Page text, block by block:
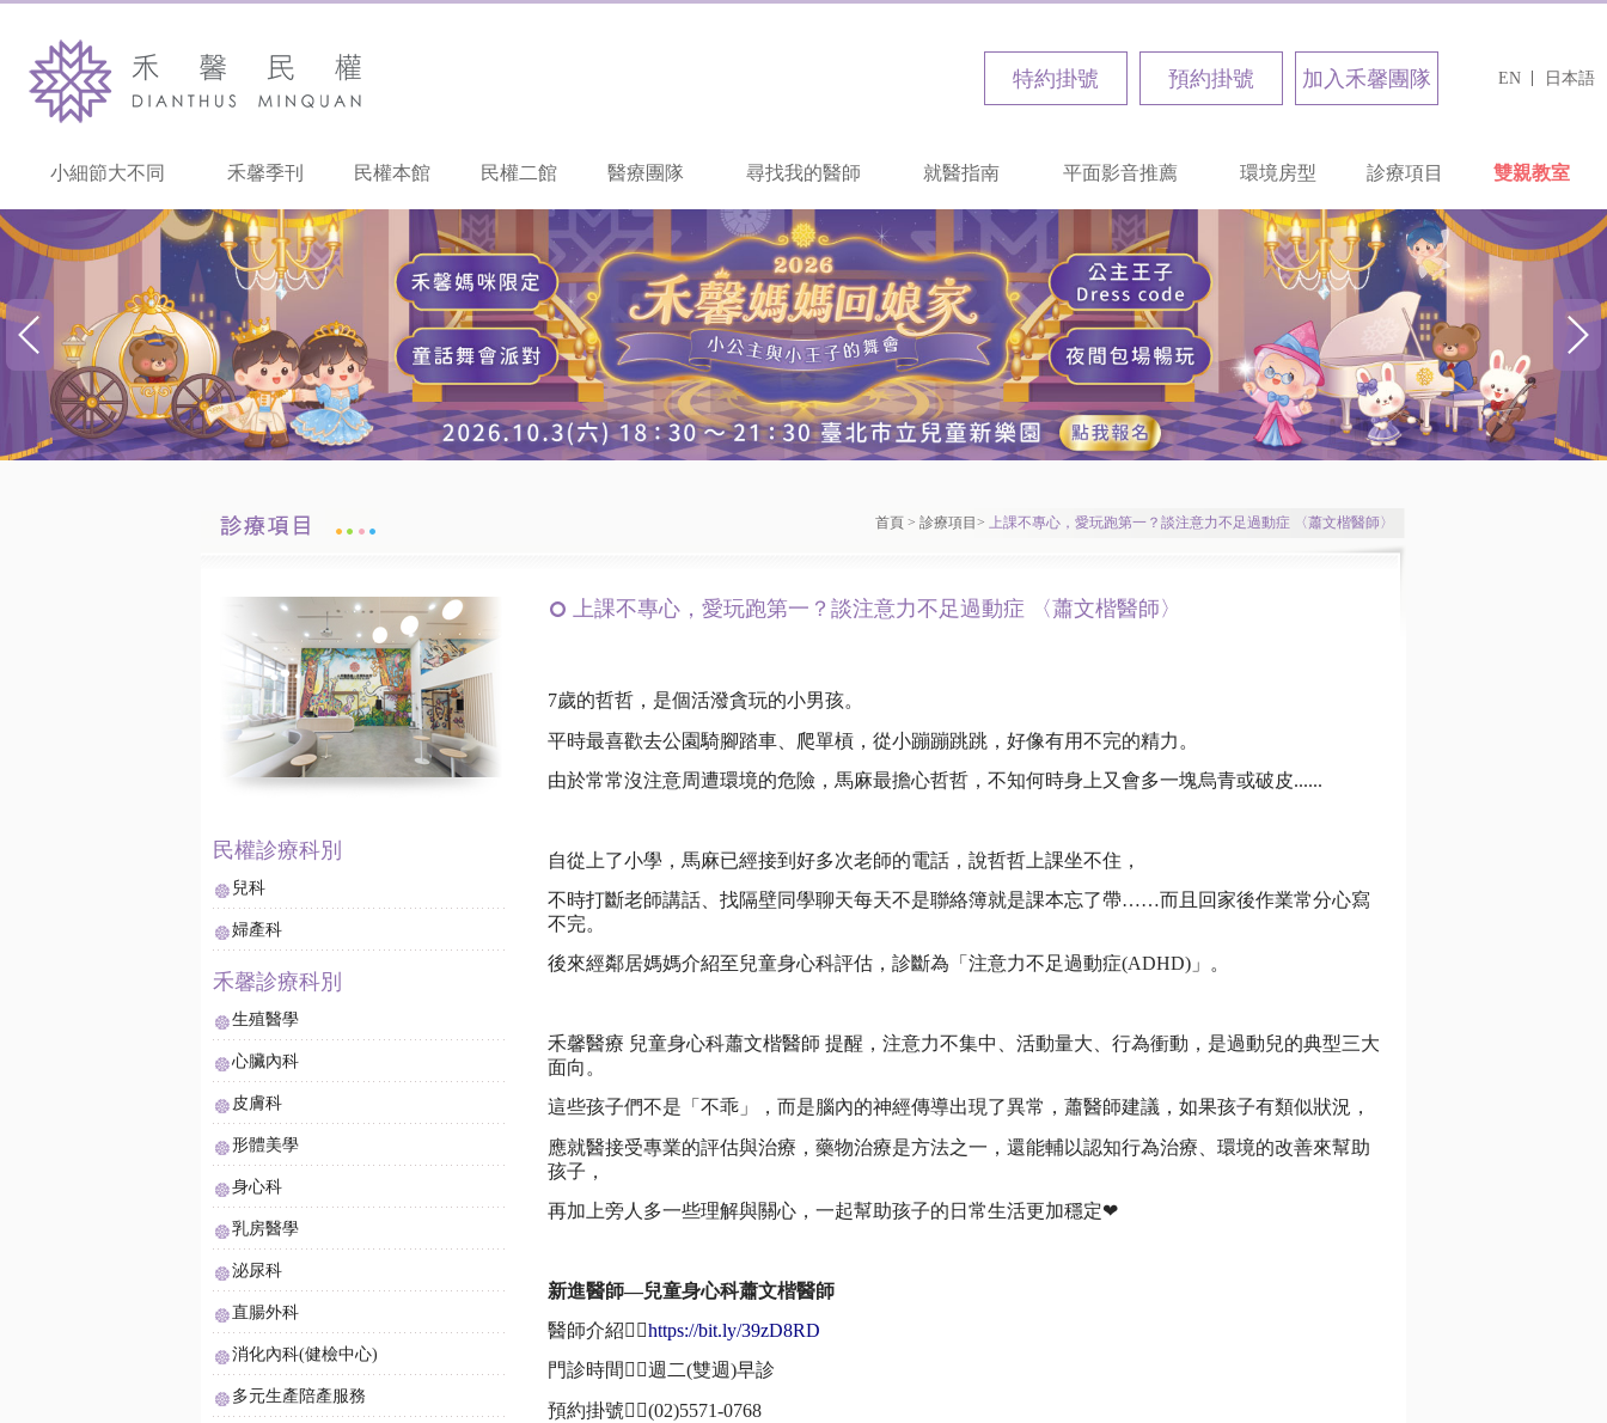
日本語
EN
加入禾馨團隊
預約掛號
特約掛號
小細節大不同 禾馨季刊 民權本館 民權二館 醫療團隊 尋找我的醫師 就醫指南 平面影音推薦 環境房型 診療項目 雙親教室
首頁 > 診療項目 > 上課不專心，愛玩跑第一？談注意力不足過動症 〈蕭文楷醫師〉
兒科
婦產科
生殖醫學
心臟內科
皮膚科
形體美學
身心科
乳房醫學
泌尿科
直腸外科
消化內科(健檢中心)
多元生產陪產服務
上課不專心，愛玩跑第一？談注意力不足過動症 〈蕭文楷醫師〉
7歲的哲哲，是個活潑貪玩的小男孩。
平時最喜歡去公園騎腳踏車、爬單槓，從小蹦蹦跳跳，好像有用不完的精力。
由於常常沒注意周遭環境的危險，馬麻最擔心哲哲，不知何時身上又會多一塊烏青或破皮......
自從上了小學，馬麻已經接到好多次老師的電話，說哲哲上課坐不住，
不時打斷老師講話、找隔壁同學聊天每天不是聯絡簿就是課本忘了帶……而且回家後作業常分心寫
不完。
後來經鄰居媽媽介紹至兒童身心科評估，診斷為「注意力不足過動症(ADHD)」。
禾馨醫療 兒童身心科蕭文楷醫師 提醒，注意力不集中、活動量大、行為衝動，是過動兒的典型三大
面向。
這些孩子們不是「不乖」，而是腦內的神經傳導出現了異常，蕭醫師建議，如果孩子有類似狀況，
應就醫接受專業的評估與治療，藥物治療是方法之一，還能輔以認知行為治療、環境的改善來幫助
孩子，
再加上旁人多一些理解與關心，一起幫助孩子的日常生活更加穩定❤
新進醫師—兒童身心科蕭文楷醫師
醫師介紹👉🏻https://bit.ly/39zD8RD
門診時間👉🏻週二(雙週)早診
預約掛號👉🏻(02)5571-0768